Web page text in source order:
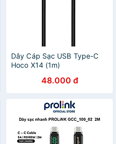
Dây Cáp Sạc USB Type-C
Hoco X14 (1m)
48.000 đ